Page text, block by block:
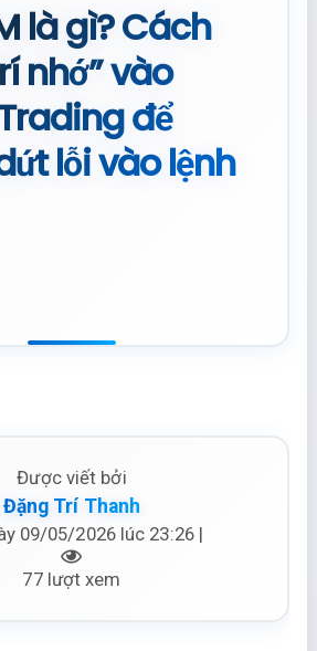
là gì? Cách
nhớ” vào
để
lỗi vào lệnh
Được viết bởi
Đặng Trí Thanh
09/05/2026 lúc 23:26 |
77 lượt xem